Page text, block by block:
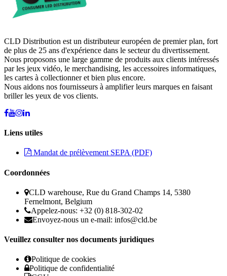
CLD Distribution est un distributeur européen de premier plan, fort
de plus de 25 ans d'expérience dans le secteur du divertissement.
Nous proposons une large gamme de produits aux clients intéressés
par les jeux vidéo, le merchandising, les accessoires informatiques,
les cartes à collectionner et bien plus encore.
Nous aidons nos fournisseurs à amplifier leurs marques en faisant
briller les yeux de vos clients.
Liens utiles
Mandat de prélèvement SEPA (PDF)
Coordonnées
CLD warehouse, Rue du Grand Champs 14, 5380
Fernelmont, Belgium
Appelez-nous: +32 (0) 818-302-02
Envoyez-nous un e-mail: infos@cld.be
Veuillez consulter nos documents juridiques
Politique de cookies
Politique de confidentialité